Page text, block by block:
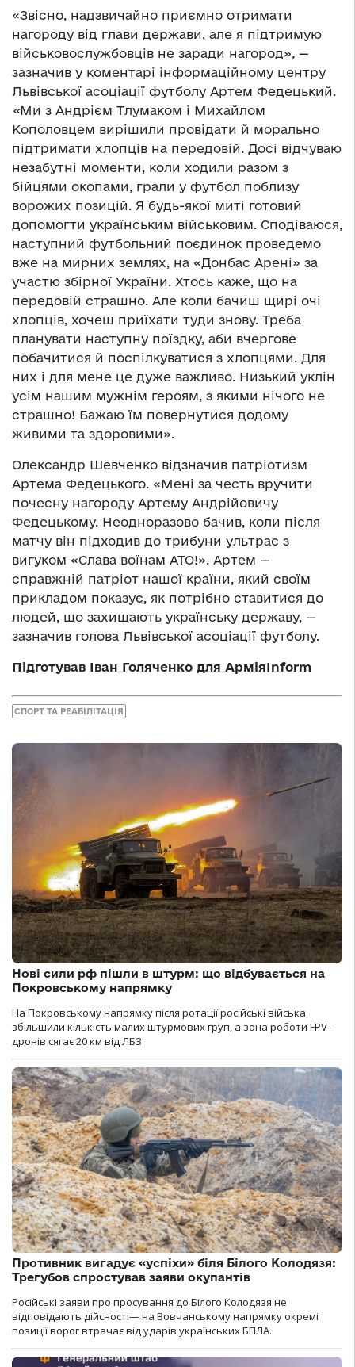
«Звісно, надзвичайно приємно отримати
нагороду від глави держави, але я підтримую
військовослужбовців не заради нагород», —
зазначив у коментарі інформаційному центру
Львівської асоціації футболу Артем Федецький.
«Ми з Андрієм Тлумаком і Михайлом
Кополовцем вирішили провідати й морально
підтримати хлопців на передовій. Досі відчуваю
незабутні моменти, коли ходили разом з
бійцями окопами, грали у футбол поблизу
ворожих позицій. Я будь-якої миті готовий
допомогти українським військовим. Сподіваюся,
наступний футбольний поєдинок проведемо
вже на мирних землях, на «Донбас Арені» за
участю збірної України. Хтось каже, що на
передовій страшно. Але коли бачиш щирі очі
хлопців, хочеш приїхати туди знову. Треба
планувати наступну поїздку, аби вчергове
побачитися й поспілкуватися з хлопцями. Для
них і для мене це дуже важливо. Низький уклін
усім нашим мужнім героям, з якими нічого не
страшно! Бажаю їм повернутися додому
живими та здоровими».
Олександр Шевченко відзначив патріотизм
Артема Федецького. «Мені за честь вручити
почесну нагороду Артему Андрійовичу
Федецькому. Неодноразово бачив, коли після
матчу він підходив до трибуни ультрас з
вигуком «Слава воїнам АТО!». Артем —
справжній патріот нашої країни, який своїм
прикладом показує, як потрібно ставитися до
людей, що захищають українську державу, —
зазначив голова Львівської асоціації футболу.
Підготував Іван Голяченко для AрміяInform
СПОРТ ТА РЕАБІЛІТАЦІЯ
Нові сили рф пішли в штурм: що відбувається на
Покровському напрямку
На Покровському напрямку після ротації російські війська
збільшили кількість малих штурмових груп, а зона роботи FPV-
дронів сягає 20 км від ЛБЗ.
Противник вигадує «успіхи» біля Білого Колодязя:
Трегубов спростував заяви окупантів
Російські заяви про просування до Білого Колодязя не
відповідають дійсності— на Вовчанському напрямку окремі
позиції ворог втрачає від ударів українських БПЛА.